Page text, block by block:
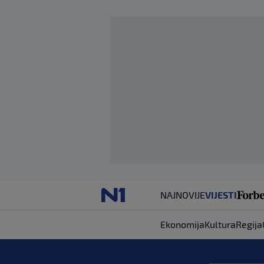
NAJNOVIJEVIJESTI
EkonomijaKulturaRegija